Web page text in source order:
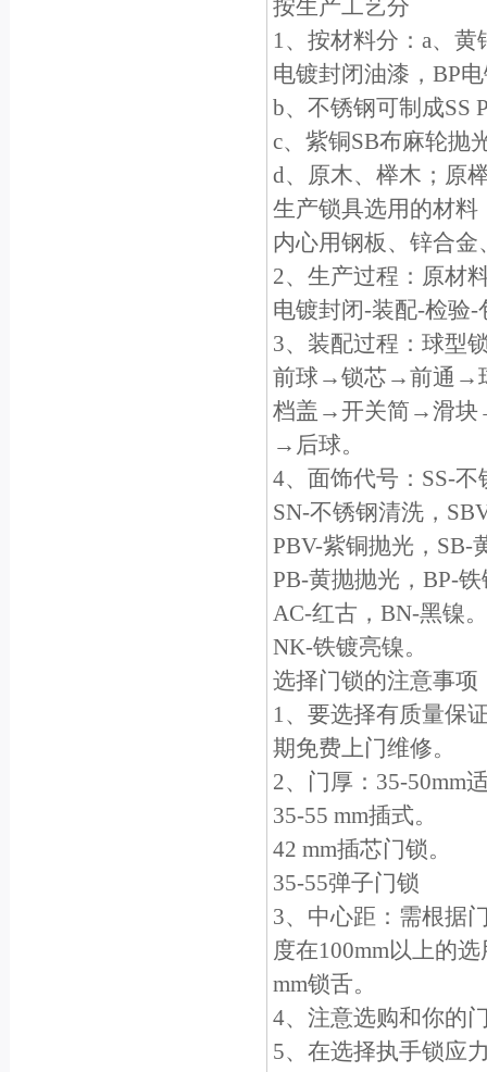
按生产工艺分
1、按材料分：a、
电镀封闭油漆，BP
b、不锈钢可制成SS
c、紫铜SB布麻轮抛
d、原木、榉木；原
生产锁具选用的材
内心用钢板、锌合金
2、生产过程：原材
电镀封闭-装配-检验-
3、装配过程：球型
前球→锁芯→前通→
档盖→开关简→滑
→后球。
4、面饰代号：SS-
SN-不锈钢清洗，
PBV-紫铜抛光，SB-
PB-黄抛抛光，BP-
AC-红古，BN-黑镍。
NK-铁镀亮镍。
选择门锁的注意事项
1、要选择有质量保
期免费上门维修。
2、门厚：35-50mm
35-55 mm插式。
42 mm插芯门锁。
35-55弹子门锁
3、中心距：需根据
度在100mm以上的
mm锁舌。
4、注意选购和你的
5、在选择执手锁应